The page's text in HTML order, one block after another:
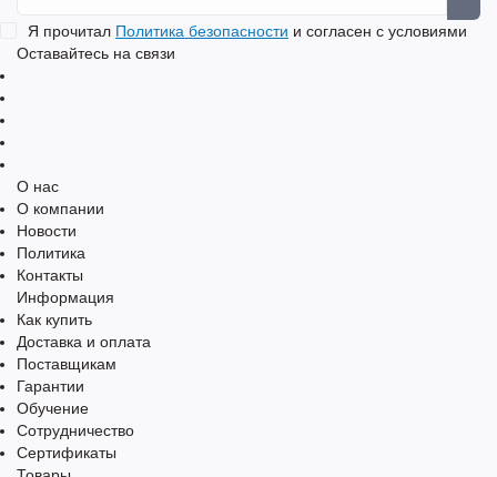
Я прочитал Политика безопасности и согласен с условиями
Оставайтесь на связи
О нас
О компании
Новости
Политика
Контакты
Информация
Как купить
Доставка и оплата
Поставщикам
Гарантии
Обучение
Сотрудничество
Сертификаты